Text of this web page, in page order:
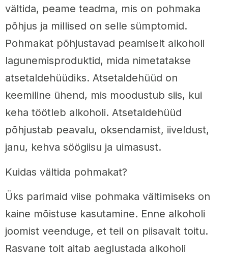
vältida, peame teadma, mis on pohmaka
põhjus ja millised on selle sümptomid.
Pohmakat põhjustavad peamiselt alkoholi
lagunemisproduktid, mida nimetatakse
atsetaldehüüdiks. Atsetaldehüüd on
keemiline ühend, mis moodustub siis, kui
keha töötleb alkoholi. Atsetaldehüüd
põhjustab peavalu, oksendamist, iiveldust,
janu, kehva söögiisu ja uimasust.
Kuidas vältida pohmakat?
Üks parimaid viise pohmaka vältimiseks on
kaine mõistuse kasutamine. Enne alkoholi
joomist veenduge, et teil on piisavalt toitu.
Rasvane toit aitab aeglustada alkoholi